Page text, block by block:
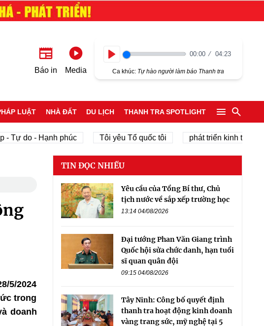
Báo in Media
00:00 04:23
Ca khúc: Tự hào người làm báo Thanh tra
LUẬT NHÀ ĐẤT DU LỊCH THANH TRA SPOTLIGHT
do - Hạnh phúc Tôi yêu Tổ quốc tôi phát triển kinh tế tư nhân
5/2024
trong
doanh
TIN ĐỌC NHIỀU
Yêu cầu của Tổng Bí thư, Chủ
tịch nước về sắp xếp trường học
13:14 04/08/2026
Đại tướng Phan Văn Giang trình
Quốc hội sửa chức danh, hạn tuổi
sĩ quan quân đội
09:15 04/08/2026
Tây Ninh: Công bố quyết định
thanh tra hoạt động kinh doanh
vàng trang sức, mỹ nghệ tại 5